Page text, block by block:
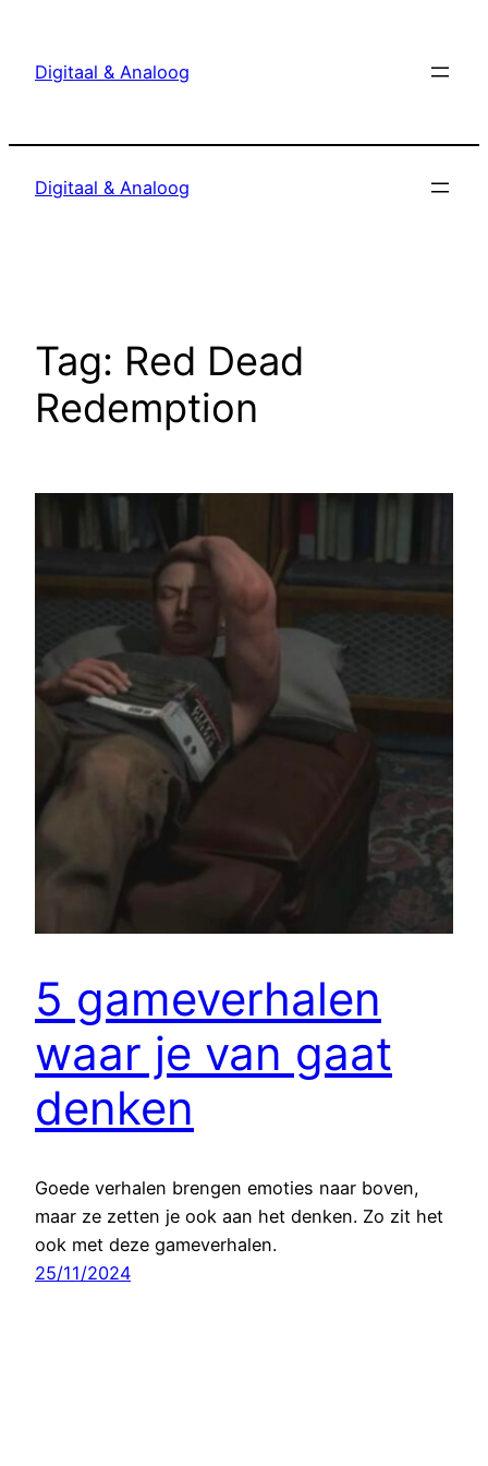
Digitaal & Analoog
Digitaal & Analoog
Tag: Red Dead
Redemption
5 gameverhalen
waar je van gaat
denken
Goede verhalen brengen emoties naar boven,
maar ze zetten je ook aan het denken. Zo zit het
ook met deze gameverhalen.
25/11/2024